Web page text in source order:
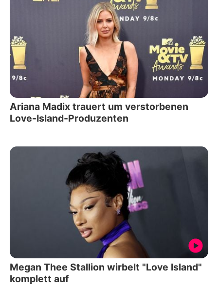
Ariana Madix trauert um verstorbenen
Love-Island-Produzenten
Megan Thee Stallion wirbelt "Love Island"
komplett auf